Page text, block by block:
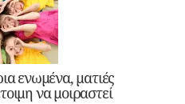
ενωμένα, ματιές
να μοιραστεί